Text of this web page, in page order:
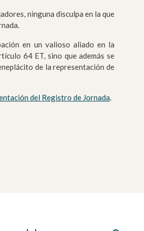
ninguna disculpa en la que
en un valioso aliado en la
64 ET, sino que además se
de la representación de
del Registro de Jornada.